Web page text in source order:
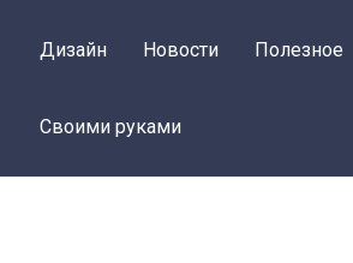
Дизайн Новости Полезное
Своими руками